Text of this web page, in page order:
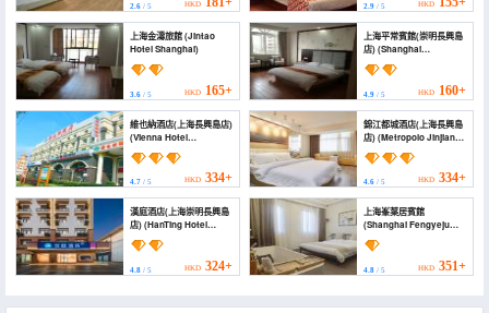
2.6 / 5 HKD 181+ 2.9/ 5 HKD 155+
上海金濤旅館 (Jintao
Hotel Shanghai)
3.6 / 5 HKD 165+
上海平常賓館(崇明長興島
店) (Shanghai
Pingchang Hotel
(Chongming Changxing
4.9/ 5 HKD 160+
維也納酒店(上海長興島店)
(Vienna Hotel
(Shanghai Changxing
Island))
4.7 / 5 HKD 334+
錦江都城酒店(上海長興島
店) (Metropolo Jinjiang
Hotel (Shanghai
Changxingdao))
4.6/ 5 HKD 334+
漢庭酒店(上海崇明長興島
店) (HanTing Hotel
(Shanghai Chongming
Changxing Island))
4.8 / 5 HKD 324+
上海峯葉居賓館
(Shanghai Fengyeju
Hotel)
4.8/ 5 HKD 351+